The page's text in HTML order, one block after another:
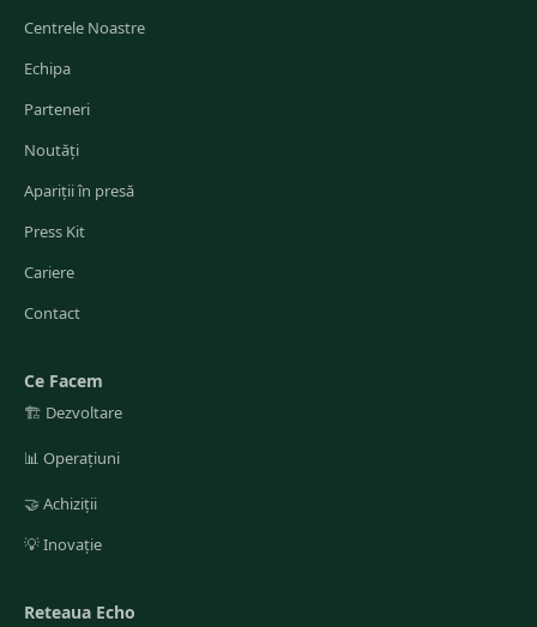
Centrele Noastre
Echipa
Parteneri
Noutăți
Apariții în presă
Press Kit
Cariere
Contact
Ce Facem
🏗️ Dezvoltare
📊 Operațiuni
🤝 Achiziții
💡Inovație
Reteaua Echo